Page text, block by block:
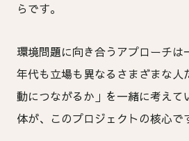
らです。
環境問題に向き合うアプローチは
年代も立場も異なるさまざまな人
動につながるか」を一緒に考えて
体が、このプロジェクトの核心で